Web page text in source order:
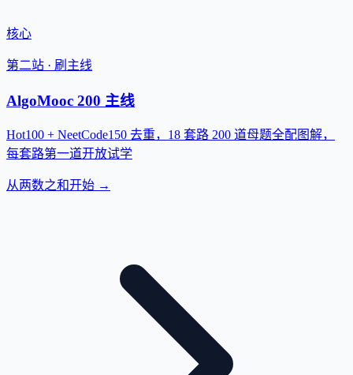
核心
第二站 · 刷主线
AlgoMooc 200 主线
Hot100 + NeetCode150 去重，18 套路 200 道母题全配图解，
每套路第一道开放试学
从两数之和开始 →